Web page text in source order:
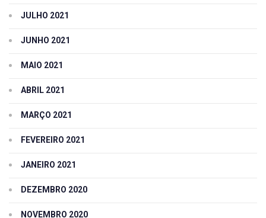
JULHO 2021
JUNHO 2021
MAIO 2021
ABRIL 2021
MARÇO 2021
FEVEREIRO 2021
JANEIRO 2021
DEZEMBRO 2020
NOVEMBRO 2020